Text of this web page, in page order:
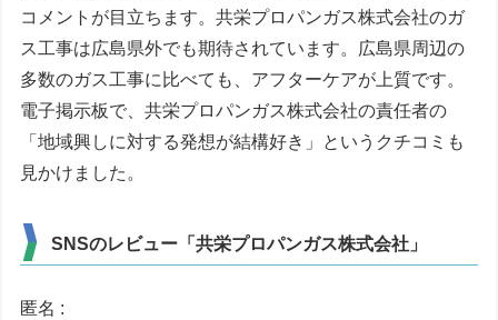
コメントが目立ちます。共栄プロパンガス株式会社のガ
ス工事は広島県外でも期待されています。広島県周辺の
多数のガス工事に比べても、アフターケアが上質です。
電子掲示板で、共栄プロパンガス株式会社の責任者の
「地域興しに対する発想が結構好き」というクチコミも
見かけました。
SNSのレビュー「共栄プロパンガス株式会社」
匿名 :